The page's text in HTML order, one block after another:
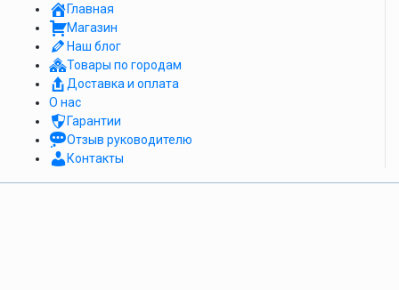
Главная
Магазин
Наш блог
Товары по городам
Доставка и оплата
О нас
Гарантии
Отзыв руководителю
Контакты